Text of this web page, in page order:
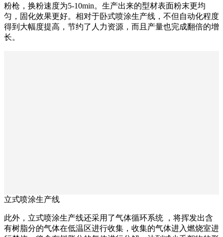
粉枪，换粉速度为5-10min。生产出来的型材表面粉末更均
匀，固化效果更好。相对于卧式喷涂生产线，不但自动化程度
得到大幅度提高，节约了人力资源，而且产量也完成翻倍的增
长。
立式喷涂生产线
此外，立式喷涂生产线还采用了气体循环系统 ，将挥发出含
有树脂分的气体在低温区进行收集，收集的气体进入燃烧室进